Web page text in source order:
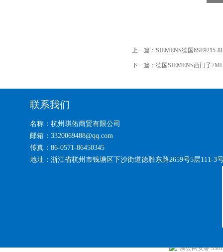
上一篇： SIEMENS德国6SE9215-
下一篇： 德国SIEMENS西门子
联系我们
名称：杭州琪佑商贸有限公司
邮箱：3320069488@qq.com
传真：86-0571-86450345
地址：浙江省杭州市钱塘区下沙街道德胜东路2659号5层111-3
浙公网安备